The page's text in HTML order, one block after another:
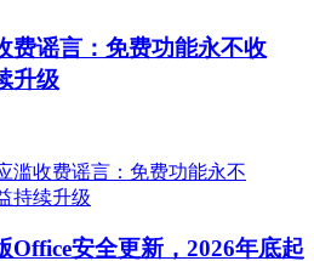
费谣言：免费功能永不收
升级
Office安全更新，2026年底起